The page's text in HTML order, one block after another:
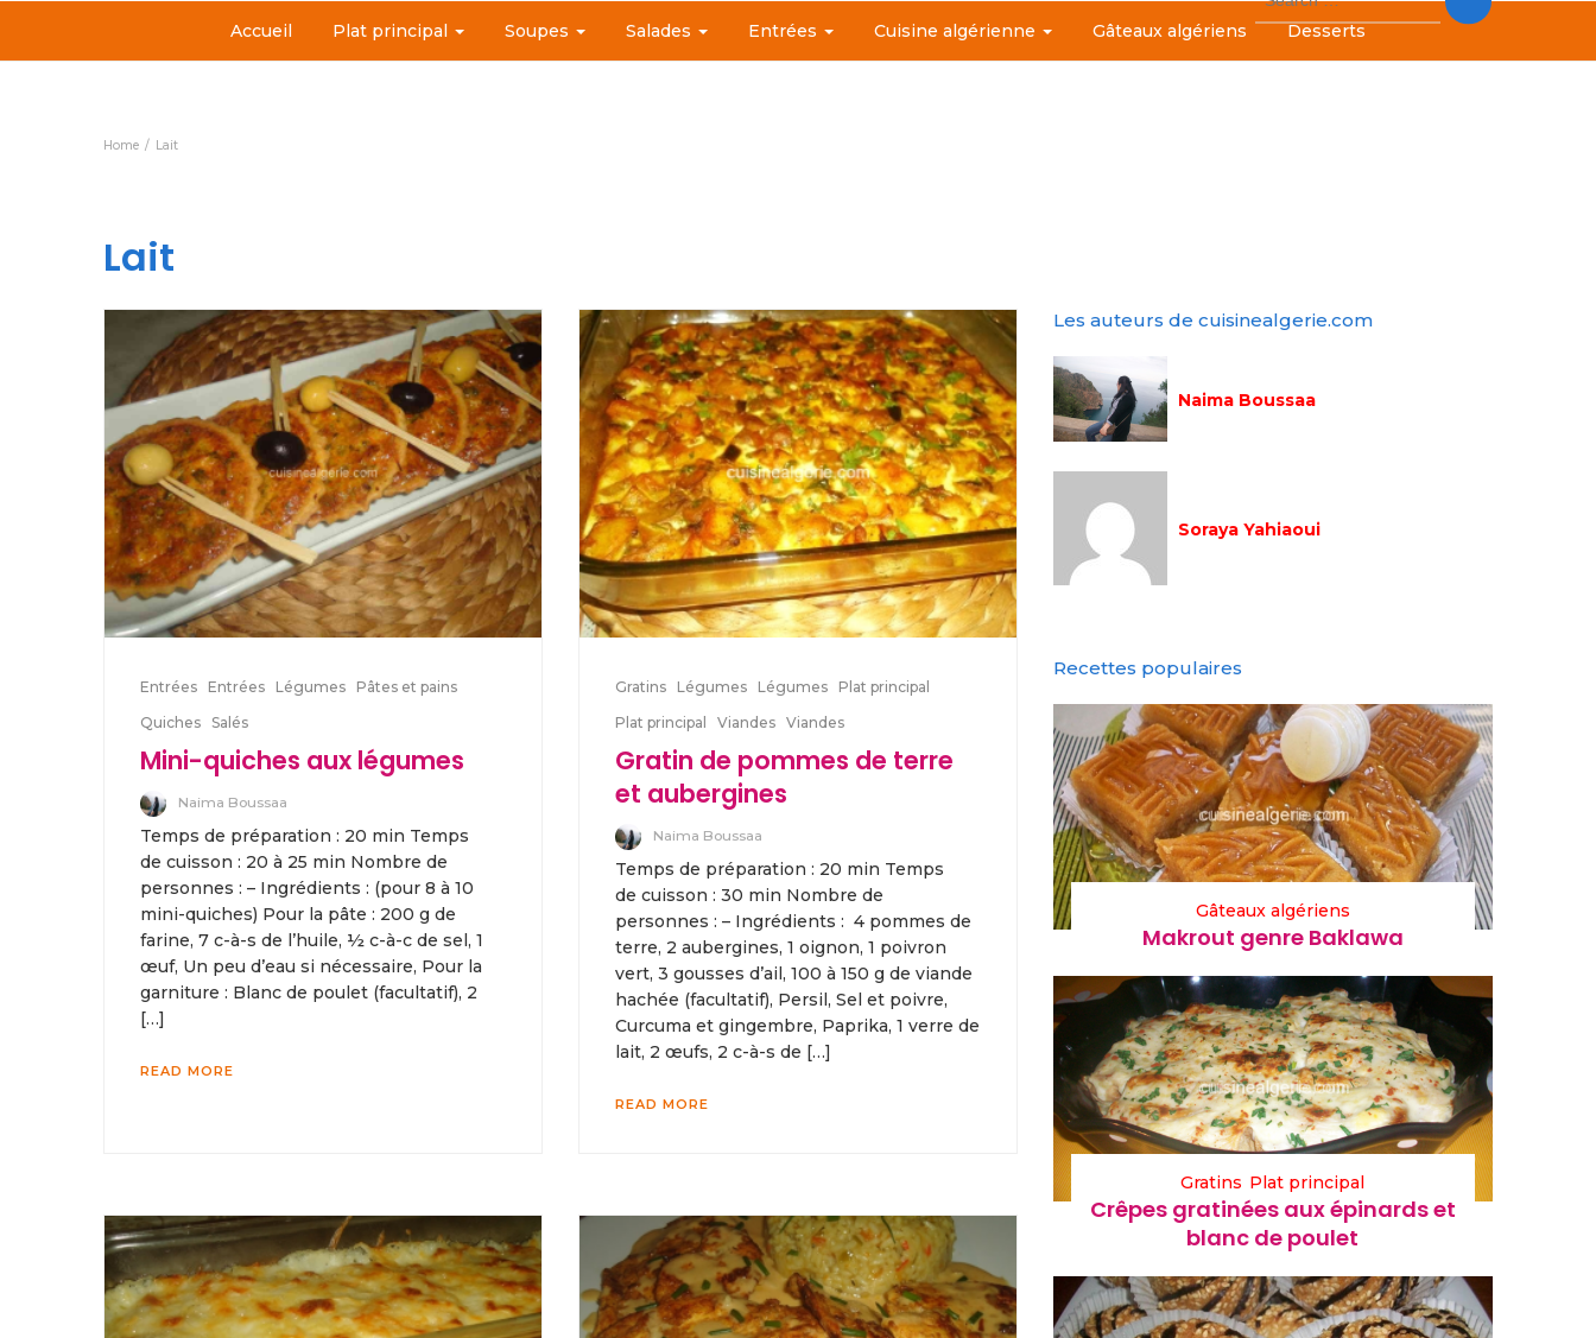
Accueil Plat principal Soupes Salades Entrées Cuisine algérienne Gâteaux algériens Desserts
Home Lait
Lait
Entrées Entrées Légumes
Pâtes et pains
Quiches Salés
Mini-quiches aux légumes
Naima Boussaa
Temps de préparation : 20 min Temps
de cuisson : 20 à 25 min Nombre de
personnes : – Ingrédients : (pour 8 à 10
mini-quiches) Pour la pâte : 200 g de
farine, 7 c-à-s de l’huile, ½ c-à-c de sel, 1
œuf, Un peu d’eau si nécessaire, Pour la
garniture : Blanc de poulet (facultatif), 2
[…]
READ MORE
Gratins Légumes Légumes
Plat principal
Plat principal
Viandes Viandes
Gratin de pommes de terre
et aubergines
Naima Boussaa
Temps de préparation : 20 min Temps
de cuisson : 30 min Nombre de
personnes : – Ingrédients : 4 pommes de
terre, 2 aubergines, 1 oignon, 1 poivron
vert, 3 gousses d’ail, 100 à 150 g de viande
hachée (facultatif), Persil, Sel et poivre,
Curcuma et gingembre, Paprika, 1 verre de
lait, 2 œufs, 2 c-à-s de […]
READ MORE
Les auteurs de cuisinealgerie.com
Naima Boussaa
Soraya Yahiaoui
Recettes populaires
Gâteaux algériens
Makrout genre Baklawa
Gratins Plat principal
Crêpes gratinées aux épinards et
blanc de poulet